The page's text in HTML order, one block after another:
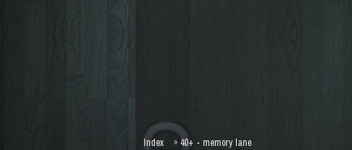
Index »40+ - memory lane